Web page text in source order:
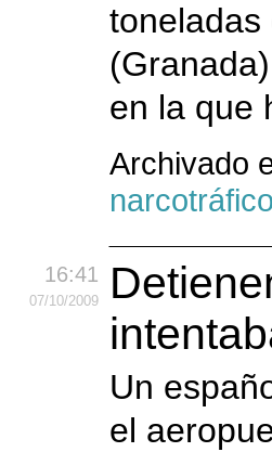
toneladas
en la que
Archivado
narcotráfico
16:41
07/10/2009
Un
el